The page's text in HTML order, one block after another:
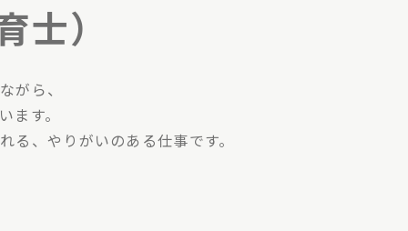
士）
がら、
ます。
る、 やり がいのある仕事です。